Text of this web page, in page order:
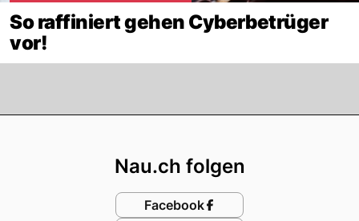
So raffiniert gehen Cyberbetrüger
vor!
Nau.ch folgen
Facebook